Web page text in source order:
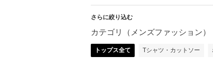
さらに絞り込む
カテゴリ（メンズファッション）
トップス全て Tシャツ・カットソー